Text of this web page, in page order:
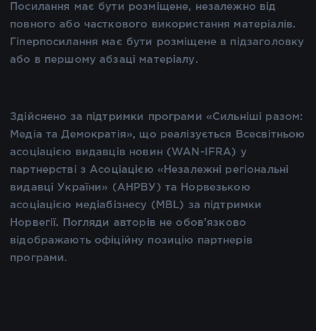
Посилання має бути розміщене, незалежно від
повного або часткового використання матеріалів.
Гіперпосилання має бути розміщене в підзаголовку
або в першому абзаці матеріалу.
Здійснено за підтримки програми «Сильніші разом:
Медіа та Демократія», що реалізується Всесвітньою
асоціацією видавців новин (WAN-IFRA) у
партнерстві з Асоціацією «Незалежні регіональні
видавці України» (АНРВУ) та Норвезькою
асоціацією медіабізнесу (MBL) за підтримки
Норвегії. Погляди авторів не обов’язково
відображають офіційну позицію партнерів
програми.